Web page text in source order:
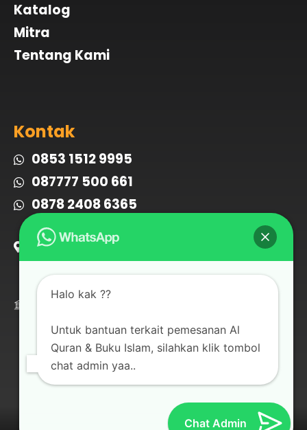
Katalog
Mitra
Tentang Kami
Kontak
0853 1512 9995
087777 500 661
0878 2408 6365
Jalan Desa Cipadung no.47 RT03
RW04 Cibiru Kota Bandung, Jawa
Barat 40614
Bank Muamalat
a/n Jabal Raya
Halo kak ??
Untuk bantuan terkait pemesanan Al
Quran & Buku Islam, silahkan klik tombol
chat admin yaa..
Chat Admin